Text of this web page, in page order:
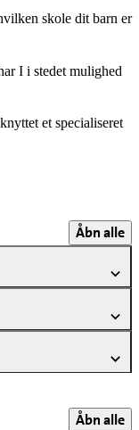
skole dit barn er
I i stedet mulighed
et specialiseret
Åbn alle
Åbn alle